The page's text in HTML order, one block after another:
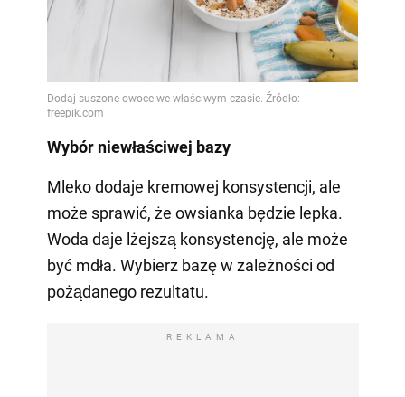
Wybór niewłaściwej bazy
Mleko dodaje kremowej konsystencji, ale
może sprawić, że owsianka będzie lepka.
Woda daje lżejszą konsystencję, ale może
być mdła. Wybierz bazę w zależności od
pożądanego rezultatu.
REKLAMA